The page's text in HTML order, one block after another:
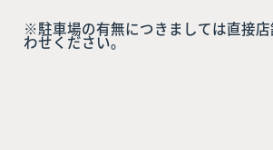
※駐車場の有無につきましては直接
わせください。